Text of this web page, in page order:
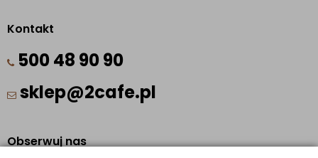
Kontakt
500 48 90 90
sklep@2cafe.pl
Obserwuj nas